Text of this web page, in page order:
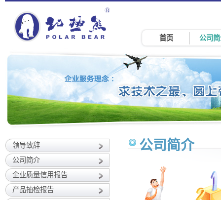
首页 公司
公司简介
领导致辞
公司简介
企业质量信用报告
产品抽检报告